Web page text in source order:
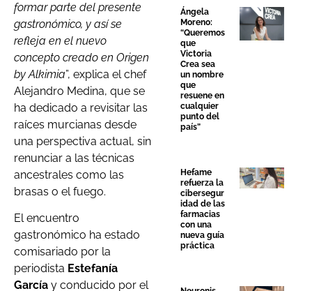
formar parte del presente
gastronómico, y así se
refleja en el nuevo
concepto creado en Origen
by Alkimia”, explica el chef
Alejandro Medina, que se
ha dedicado a revisitar las
raíces murcianas desde
una perspectiva actual, sin
renunciar a las técnicas
ancestrales como las
brasas o el fuego.
El encuentro
gastronómico ha estado
comisariado por la
periodista Estefanía
García y conducido por el
Ángela
Moreno:
“Queremos
que
Victoria
Crea sea
un nombre
que
resuene en
cualquier
punto del
país”
Hefame
refuerza la
cibersegur
idad de las
farmacias
con una
nueva guía
práctica